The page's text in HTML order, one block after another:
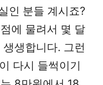
인 분들 계시죠?
에 물려서 몇 달
생합니다. 그런
다시 들썩이기